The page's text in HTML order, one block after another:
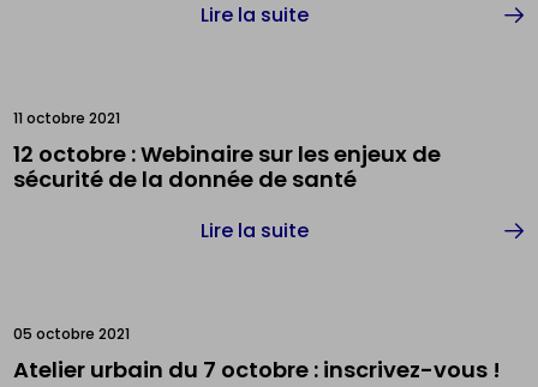
Lire la suite
11 octobre 2021
12 octobre : Webinaire sur les enjeux de
sécurité de la donnée de santé
Lire la suite
05 octobre 2021
Atelier urbain du 7 octobre : inscrivez-vous !